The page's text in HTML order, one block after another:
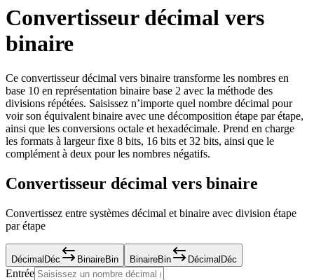
Convertisseur décimal vers
binaire
Ce convertisseur décimal vers binaire transforme les nombres en
base 10 en représentation binaire base 2 avec la méthode des
divisions répétées. Saisissez n’importe quel nombre décimal pour
voir son équivalent binaire avec une décomposition étape par étape,
ainsi que les conversions octale et hexadécimale. Prend en charge
les formats à largeur fixe 8 bits, 16 bits et 32 bits, ainsi que le
complément à deux pour les nombres négatifs.
Convertisseur décimal vers binaire
Convertissez entre systèmes décimal et binaire avec division étape
par étape
DécimalDéc BinaireBin BinaireBin DécimalDéc
Entrée